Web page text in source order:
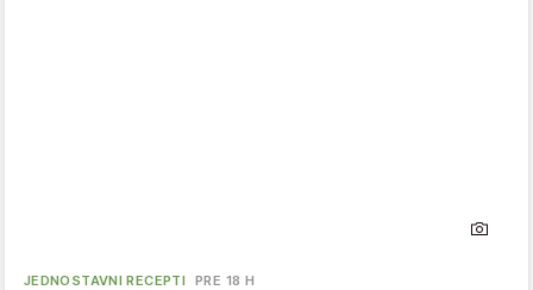
JEDNOSTAVNI RECEPTI PRE 18 H